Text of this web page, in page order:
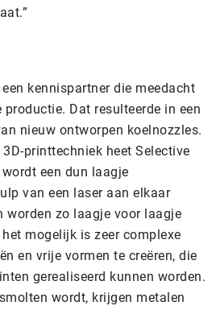
kennispartner die meedacht
Dat resulteerde in een
nieuw ontworpen koelnozzles.
printtechniek heet Selective
een dun laagje
van een laser aan elkaar
worden zo laagje voor laagje
mogelijk is zeer complexe
en vrije vormen te creëren, die
gerealiseerd kunnen worden.
wordt, krijgen metalen